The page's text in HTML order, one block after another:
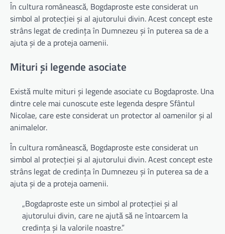
În cultura românească, Bogdaproste este considerat un
simbol al protecției și al ajutorului divin. Acest concept este
strâns legat de credința în Dumnezeu și în puterea sa de a
ajuta și de a proteja oamenii.
Mituri și legende asociate
Există multe mituri și legende asociate cu Bogdaproste. Una
dintre cele mai cunoscute este legenda despre Sfântul
Nicolae, care este considerat un protector al oamenilor și al
animalelor.
În cultura românească, Bogdaproste este considerat un
simbol al protecției și al ajutorului divin. Acest concept este
strâns legat de credința în Dumnezeu și în puterea sa de a
ajuta și de a proteja oamenii.
„Bogdaproste este un simbol al protecției și al
ajutorului divin, care ne ajută să ne întoarcem la
credința și la valorile noastre.”